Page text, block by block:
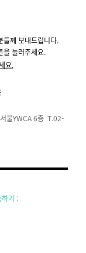
들께 보내드립니다.
을 눌러주세요.
요.
울YWCA 6층 T.02-
기 :